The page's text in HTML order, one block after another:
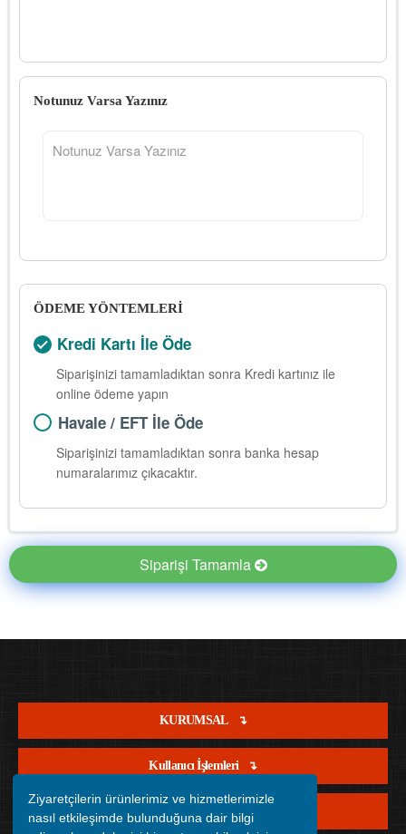
Ziyaretçilerin ürünlerimiz ve hizmetlerimizle
nasıl etkileşimde bulunduğuna dair bilgi
Notunuz Varsa Yazınız
ÖDEME YÖNTEMLERİ
Kredi Kartı İle Öde
Siparişinizi tamamladıktan sonra Kredi kartınız ile
online ödeme yapın
Havale / EFT İle Öde
Siparişinizi tamamladıktan sonra banka hesap
numaralarımız çıkacaktır.
Siparişi Tamamla
KURUMSAL
Kullanıcı İşlemleri
Satış İşlemleri